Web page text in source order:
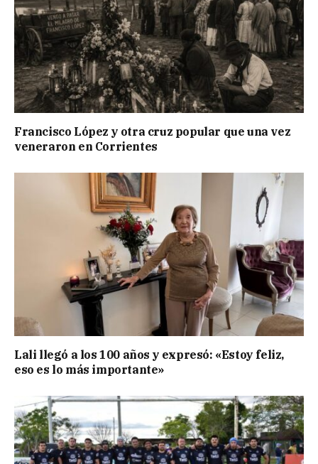
Francisco López y otra cruz popular que una vez
veneraron en Corrientes
Lali llegó a los 100 años y expresó: «Estoy feliz,
eso es lo más importante»